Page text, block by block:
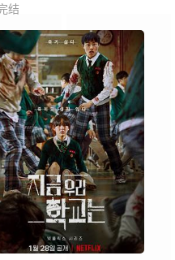
结